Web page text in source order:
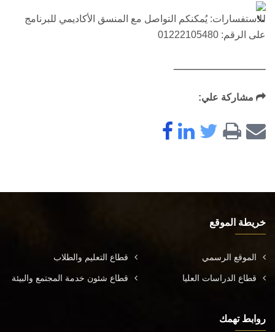
للاستفسارات: يُمكنكم التواصل مع المنسق الأكاديمي للبرنامج
على الرقم: 01222105480
ــــــــــــــــــــــــــــــ
مشاركة علي:
خريطة الموقع
الموقع الرسمي قطاع التعليم والطلاب
قطاع الدراسات العليا قطاع شئون خدمة المجتمع والبيئة
روابط تهمك